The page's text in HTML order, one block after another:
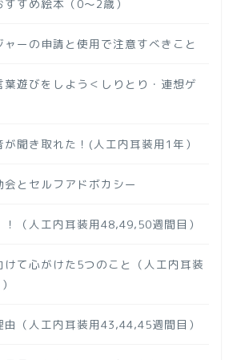
すすめ絵本（0～2歳）
ャーの申請と使用で注意すべきこと
葉遊びをしよう＜しりとり・連想ゲ
聞き取れた！(人工内耳装用1年）
会とセルフアドボカシー
！（人工内耳装用48,49,50週間目）
て心がけた5つのこと（人工内耳装
由（人工内耳装用43,44,45週間目）